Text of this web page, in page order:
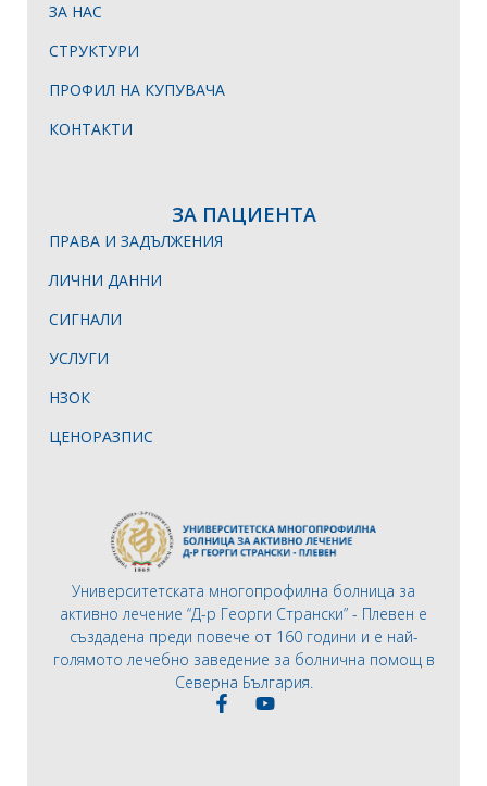
Университетската многопрофилна болница за
активно лечение “Д-р Георги Странски” - Плевен е
създадена преди повече от 160 години и е най-
голямото лечебно заведение за болнична помощ в
Северна България.
ЗА НАС
СТРУКТУРИ
ПРОФИЛ НА КУПУВАЧА
КОНТАКТИ
ЗА ПАЦИЕНТА
ПРАВА И ЗАДЪЛЖЕНИЯ
ЛИЧНИ ДАННИ
СИГНАЛИ
УСЛУГИ
НЗОК
ЦЕНОРАЗПИС